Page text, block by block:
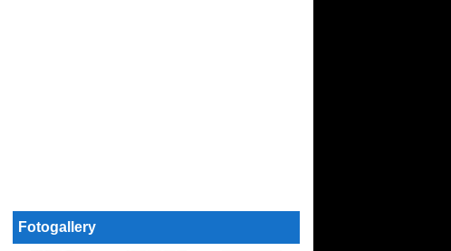
Fotogallery